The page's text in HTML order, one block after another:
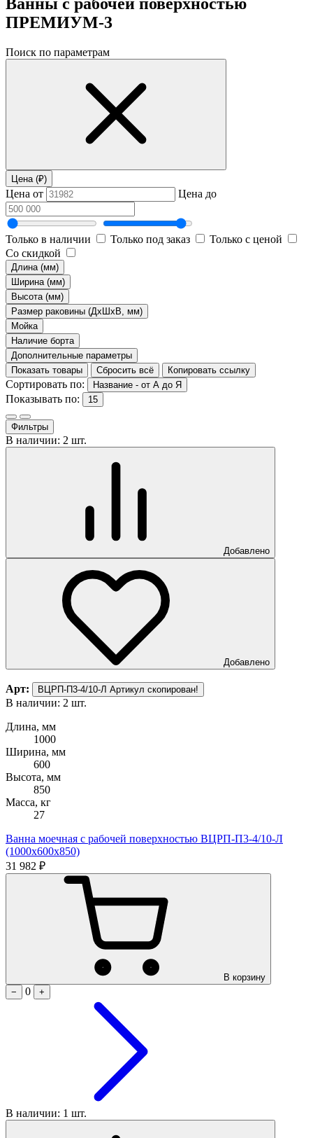
ПРЕМИУМ-3
Поиск по параметрам
Цена (₽)
Цена от Цена до
Только в наличии Только под заказ
Только с ценой
Со скидкой
Длина (мм)
Ширина (мм)
Высота (мм)
Размер раковины (ДхШхВ, мм)
Мойка
Наличие борта
Дополнительные параметры
Показать товары
Сбросить всё Копировать ссылку
Сортировать по: Название - от А до Я
Показывать по: 15
Фильтры
В наличии: 2 шт.
Добавлено
Добавлено
Арт: ВЦРП-П3-4/10-Л Артикул скопирован!
В наличии: 2 шт.
Длина, мм
1000
Ширина, мм
600
Высота, мм
850
Масса, кг
27
Ванна моечная с рабочей поверхностью ВЦРП-П3-4/10-Л
(1000х600х850)
31 982 ₽
В корзину
−
0 +
В наличии: 1 шт.